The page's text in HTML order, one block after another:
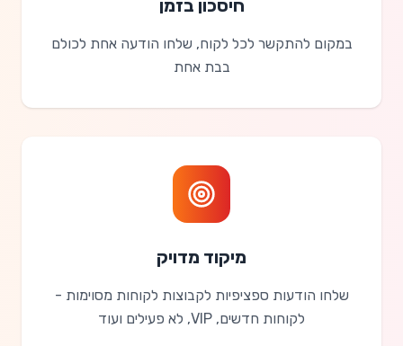
חיסכון בזמן
במקום להתקשר לכל לקוח, שלחו הודעה אחת לכולם
בבת אחת
מיקוד מדויק
שלחו הודעות ספציפיות לקבוצות לקוחות מסוימות -
לקוחות חדשים, VIP, לא פעילים ועוד